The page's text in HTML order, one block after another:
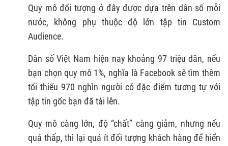
Quy mô đối tượng ở đây được dựa trên dân số mỗi
nước, không phụ thuộc độ lớn tập tin Custom
Audience.
Dân số Việt Nam hiện nay khoảng 97 triệu dân, nếu
bạn chọn quy mô 1%, nghĩa là Facebook sẽ tìm thêm
tối thiểu 970 nghìn người có đặc điểm tương tự với
tập tin gốc bạn đã tải lên.
Quy mô càng lớn, độ “chất” càng giảm, nhưng nếu
quá thấp, thì lại quá ít đối tượng khách hàng để hiển